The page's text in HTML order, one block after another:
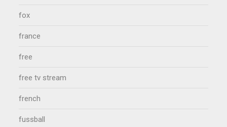
fox
france
free
free tv stream
french
fussball